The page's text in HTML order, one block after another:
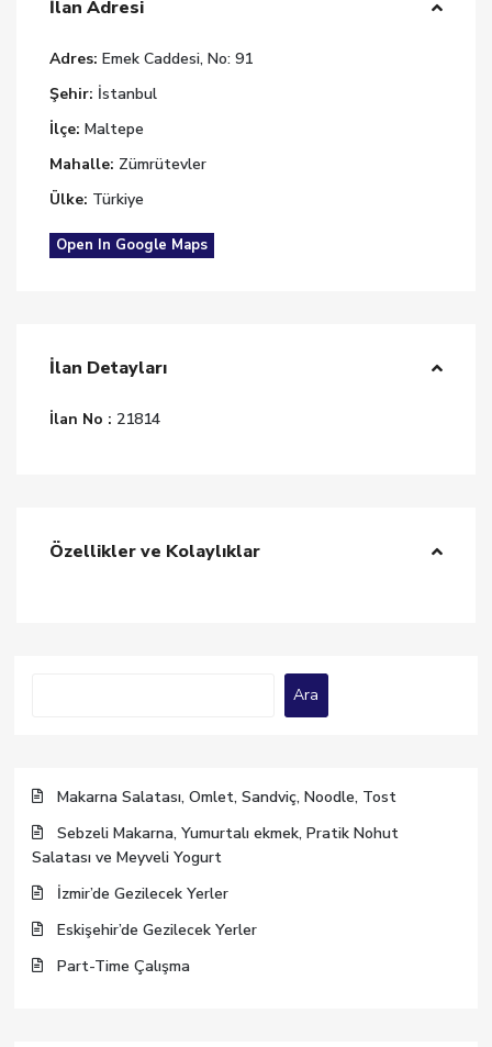
İlan Adresi
Adres: Emek Caddesi, No: 91
Şehir: İstanbul
İlçe: Maltepe
Mahalle: Zümrütevler
Ülke: Türkiye
Open In Google Maps
İlan Detayları
İlan No : 21814
Özellikler ve Kolaylıklar
Ara
Makarna Salatası, Omlet, Sandviç, Noodle, Tost
Sebzeli Makarna, Yumurtalı ekmek, Pratik Nohut
Salatası ve Meyveli Yogurt
İzmir’de Gezilecek Yerler
Eskişehir’de Gezilecek Yerler
Part-Time Çalışma